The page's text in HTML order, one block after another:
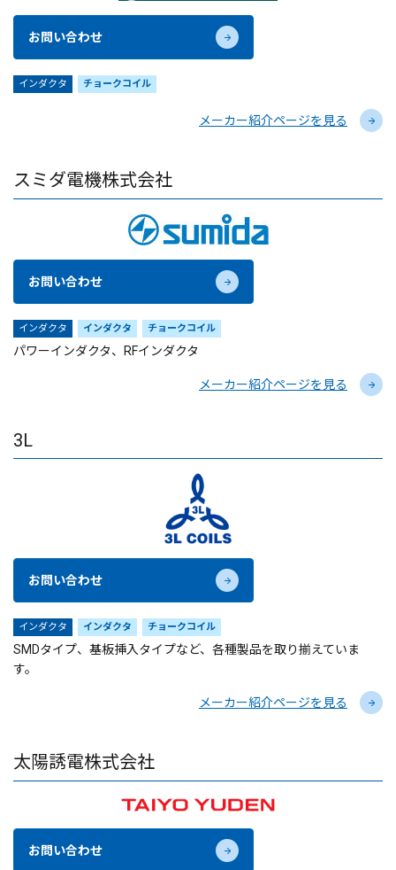
お問い合わせ
インダクタ チョークコイル
メーカー紹介ページを見る
スミダ電機株式会社
お問い合わせ
インダクタ インダクタ チョークコイル
パワーインダクタ、RFインダクタ
メーカー紹介ページを見る
3L
お問い合わせ
インダクタ インダクタ チョークコイル
SMDタイプ、基板挿入タイプなど、各種製品を取り揃えていま
す。
メーカー紹介ページを見る
太陽誘電株式会社
お問い合わせ